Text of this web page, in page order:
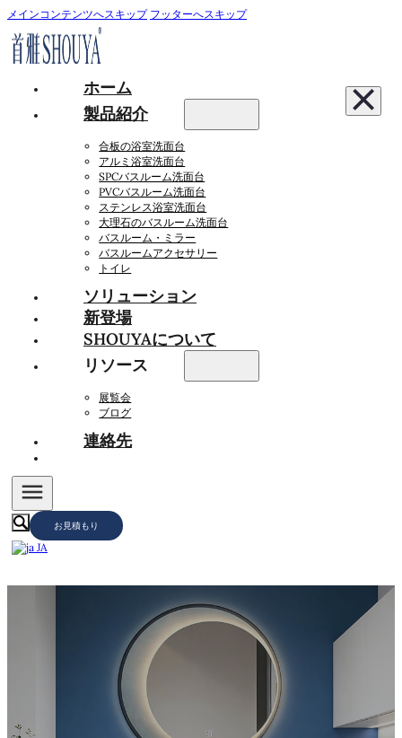
メインコンテンツへスキップ フッターへスキップ
ホーム
製品紹介
合板の浴室洗面台
アルミ浴室洗面台
SPCバスルーム洗面台
PVCバスルーム洗面台
ステンレス浴室洗面台
大理石のバスルーム洗面台
バスルーム・ミラー
バスルームアクセサリー
トイレ
ソリューション
新登場
SHOUYAについて
リソース
展覧会
ブログ
連絡先
お見積もり
JA